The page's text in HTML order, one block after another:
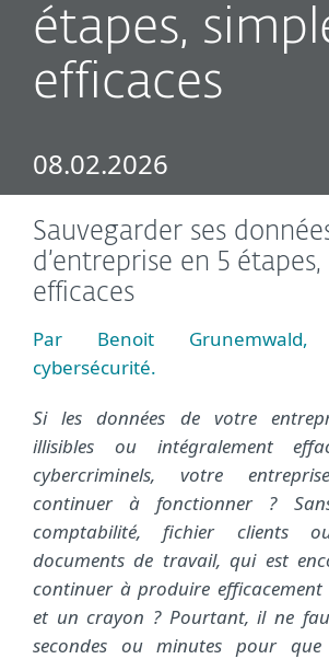
étapes,
efficaces
08.02.2026
Sauvegarder ses
d’entreprise en 5
efficaces
Par Benoit
cybersécurité.
Si les données de votre
illisibles ou intégralement
cybercriminels, votre
continuer à fonctionner ?
comptabilité, fichier clients
documents de travail, qui est
continuer à produire
et un crayon ? Pourtant, il ne
secondes ou minutes pour